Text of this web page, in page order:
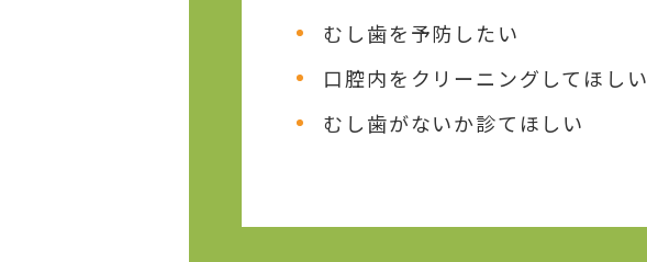
むし歯を予防したい
口腔内をクリーニングしてほしい
むし歯がないか診てほしい